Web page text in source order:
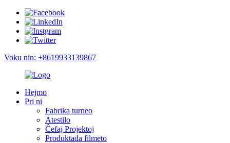
Voku nin: +8619933139867
Hejmo
Pri ni
Fabrika turneo
Atestilo
Ĉefaj Projektoj
Produktada filmeto